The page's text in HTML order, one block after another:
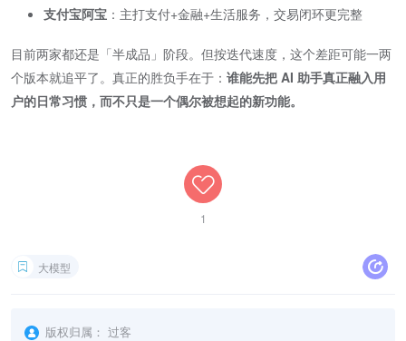
支付宝阿宝 ​：主打支付+金融+生活服务，交易闭环更完整
目前两家都还是「半成品」阶段。但按迭代速度，这个差距可能一两
个版本就追平了。真正的胜负手在于： 谁能先把 AI 助手真正融入用
户的日常习惯，而不只是一个偶尔被想起的新功能。
1
大模型
版权归属： 过客